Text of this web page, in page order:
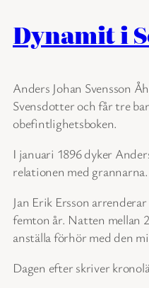
Dynamit i
Anders Johan Svensson
Svensdotter och får tre
obefintlighetsboken.
I januari 1896 dyker
relationen med
Jan Erik Ersson
femton år. Natten mellan
anställa förhör med den
Dagen efter skriver